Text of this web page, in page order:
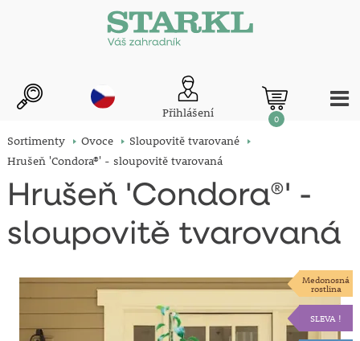
Přihlášení 0
Sortimenty Ovoce
Sloupovitě tvarované
Hrušeň 'Condora®' - sloupovitě tvarovaná
Hrušeň 'Condora®' -
sloupovitě tvarovaná
Medonosná
rostlina
SLEVA !